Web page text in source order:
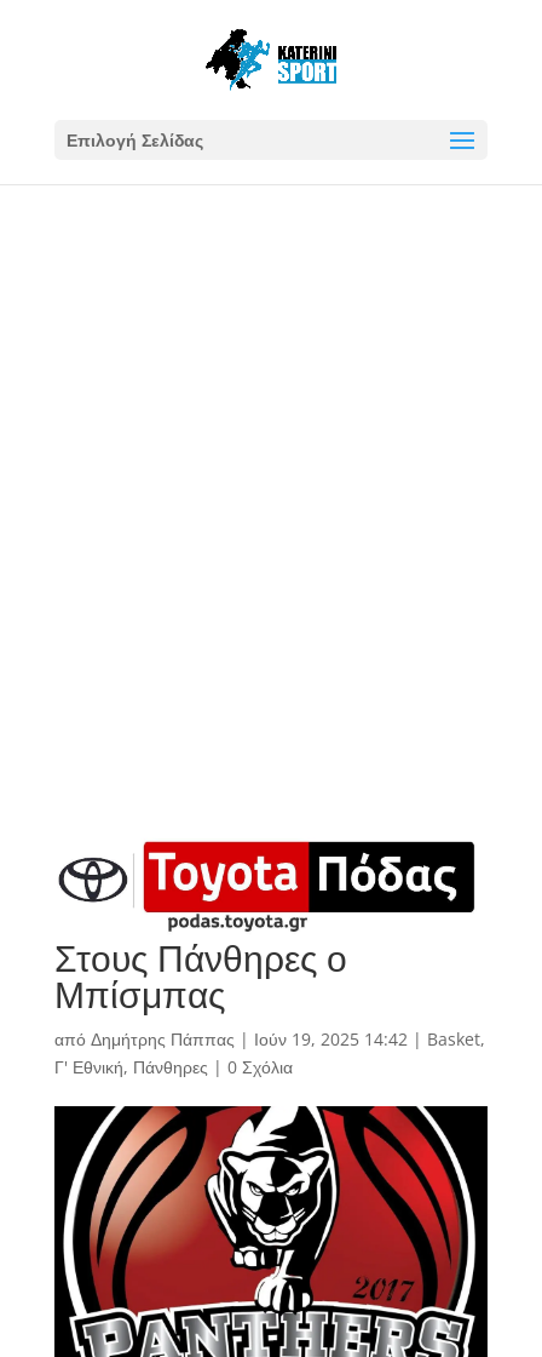
Επιλογή Σελίδας
Στους Πάνθηρες ο
Μπίσμπας
από Δημήτρης Πάππας | Ιούν 19, 2025 14:42| Basket,
Γ' Εθνική, Πάνθηρες | 0 Σχόλια